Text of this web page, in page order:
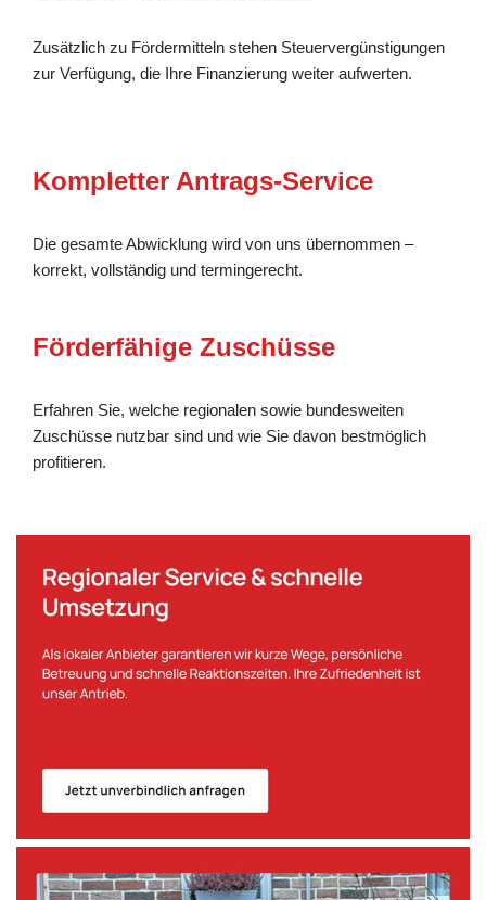
Zusätzlich zu Fördermitteln stehen Steuervergünstigungen
zur Verfügung, die Ihre Finanzierung weiter aufwerten.
Kompletter Antrags-Service
Die gesamte Abwicklung wird von uns übernommen –
korrekt, vollständig und termingerecht.
Förderfähige Zuschüsse
Erfahren Sie, welche regionalen sowie bundesweiten
Zuschüsse nutzbar sind und wie Sie davon bestmöglich
profitieren.